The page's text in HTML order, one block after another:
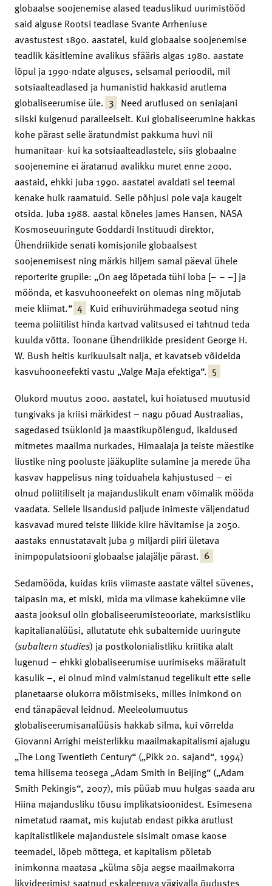
globaalse soojenemise alased teaduslikud uurimistööd
said alguse Rootsi teadlase Svante Arrheniuse
avastustest 1890. aastatel, kuid globaalse soojenemise
teadlik käsitlemine avalikus sfääris algas 1980. aastate
lõpul ja 1990-ndate alguses, selsamal perioodil, mil
sotsiaalteadlased ja humanistid hakkasid arutlema
globaliseerumise üle. 3 Need arutlused on seniajani
siiski kulgenud paralleelselt. Kui globaliseerumine hakkas
kohe pärast selle äratundmist pakkuma huvi nii
humanitaar- kui ka sotsiaalteadlastele, siis globaalne
soojenemine ei äratanud avalikku muret enne 2000.
aastaid, ehkki juba 1990. aastatel avaldati sel teemal
kenake hulk raamatuid. Selle põhjusi pole vaja kaugelt
otsida. Juba 1988. aastal kõneles James Hansen, NASA
Kosmoseuuringute Goddardi Instituudi direktor,
Ühendriikide senati komisjonile globaalsest
soojenemisest ning märkis hiljem samal päeval ühele
reporterite grupile: „On aeg lõpetada tühi loba [– – –] ja
möönda, et kasvuhooneefekt on olemas ning mõjutab
meie kliimat.“ 4 Kuid erihuvirühmadega seotud ning
teema poliitilist hinda kartvad valitsused ei tahtnud teda
kuulda võtta. Toonane Ühendriikide president George H.
W. Bush heitis kurikuulsalt nalja, et kavatseb võidelda
kasvuhooneefekti vastu „Valge Maja efektiga“. 5
Olukord muutus 2000. aastatel, kui hoiatused muutusid
tungivaks ja kriisi märkidest – nagu põuad Austraalias,
sagedased tsüklonid ja maastikupõlengud, ikaldused
mitmetes maailma nurkades, Himaalaja ja teiste mäestike
liustike ning pooluste jääkuplite sulamine ja merede üha
kasvav happelisus ning toiduahela kahjustused – ei
olnud poliitiliselt ja majanduslikult enam võimalik mööda
vaadata. Sellele lisandusid paljude inimeste väljendatud
kasvavad mured teiste liikide kiire hävitamise ja 2050.
aastaks ennustatavalt juba 9 miljardi piiri ületava
inimpopulatsiooni globaalse jalajälje pärast. 6
Sedamööda, kuidas kriis viimaste aastate vältel süvenes,
taipasin ma, et miski, mida ma viimase kahekümne viie
aasta jooksul olin globaliseerumisteooriate, marksistliku
kapitalianalüüsi, allutatute ehk subalternide uuringute
(subaltern studies) ja postkolonialistliku kriitika alalt
lugenud – ehkki globaliseerumise uurimiseks määratult
kasulik –, ei olnud mind valmistanud tegelikult ette selle
planetaarse olukorra mõistmiseks, milles inimkond on
end tänapäeval leidnud. Meeleolumuutus
globaliseerumisanalüüsis hakkab silma, kui võrrelda
Giovanni Arrighi meisterlikku maailmakapitalismi ajalugu
„The Long Twentieth Century“ („Pikk 20. sajand“, 1994)
tema hilisema teosega „Adam Smith in Beijing“ („Adam
Smith Pekingis“, 2007), mis püüab muu hulgas saada aru
Hiina majandusliku tõusu implikatsioonidest. Esimesena
nimetatud raamat, mis kujutab endast pikka arutlust
kapitalistlikele majandustele sisimalt omase kaose
teemadel, lõpeb mõttega, et kapitalism põletab
inimkonna maatasa „külma sõja aegse maailmakorra
likvideerimist saatnud eskaleeruva vägivalla õudustes